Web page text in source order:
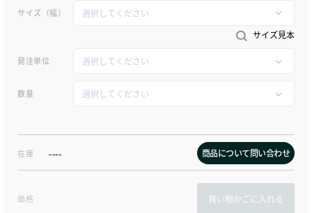
サイズ（幅）
サイズ見本
発注単位
数量
在庫 ---- 商品について問い合わせ
価格 買い物かごに入れる